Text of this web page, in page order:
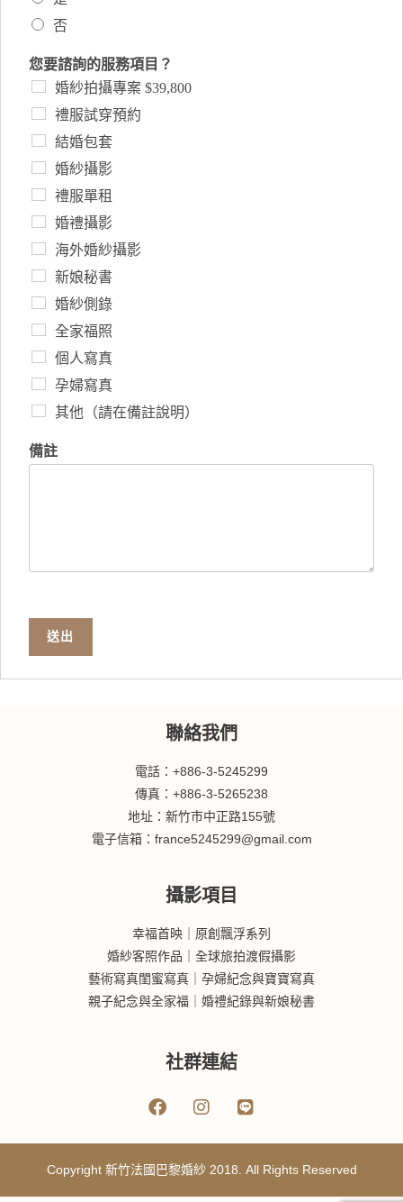
否
您要諮詢的服務項目？
婚紗拍攝專案 $39,800
禮服試穿預約
結婚包套
婚紗攝影
禮服單租
婚禮攝影
海外婚紗攝影
新娘秘書
婚紗側錄
全家福照
個人寫真
孕婦寫真
其他（請在備註說明）
備註
送出
聯絡我們
電話：+886-3-5245299
傳真：+886-3-5265238
地址：新竹市中正路155號
電子信箱：france5245299@gmail.com
攝影項目
幸福首映｜原創飄浮系列
婚紗客照作品｜全球旅拍渡假攝影
藝術寫真閨蜜寫真｜孕婦紀念與寶寶寫真
親子紀念與全家福｜婚禮紀錄與新娘秘書
社群連結
Copyright 新竹法國巴黎婚紗 2018. All Rights Reserved